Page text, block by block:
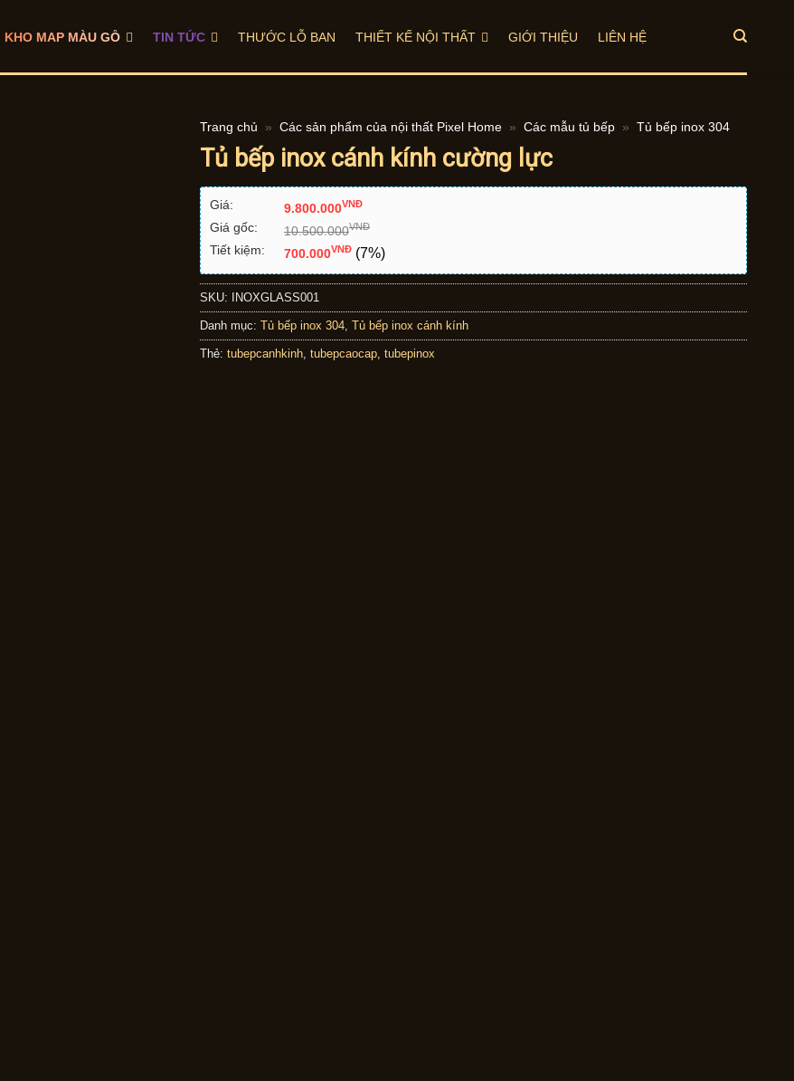
KHO MAP MÀU GỖ TIN TỨC THƯỚC LỖ BAN THIẾT KẾ NỘI THẤT GIỚI THIỆU LIÊN HỆ
Trang chủ » Các sản phẩm của nội thất Pixel Home » Các mẫu tủ bếp » Tủ bếp inox 304
Tủ bếp inox cánh kính cường lực
Giá: 9.800.000VNÐ
Giá gốc: 10.500.000VNÐ
Tiết kiệm: 700.000VNÐ (7%)
SKU: INOXGLASS001
Danh mục: Tủ bếp inox 304, Tủ bếp inox cánh kính
Thẻ: tubepcanhkinh, tubepcaocap, tubepinox